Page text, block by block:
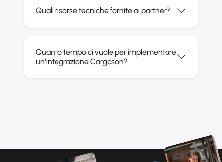
Quali risorse tecniche fornite ai partner?
Quanto tempo ci vuole per implementare
un'integrazione Cargoson?